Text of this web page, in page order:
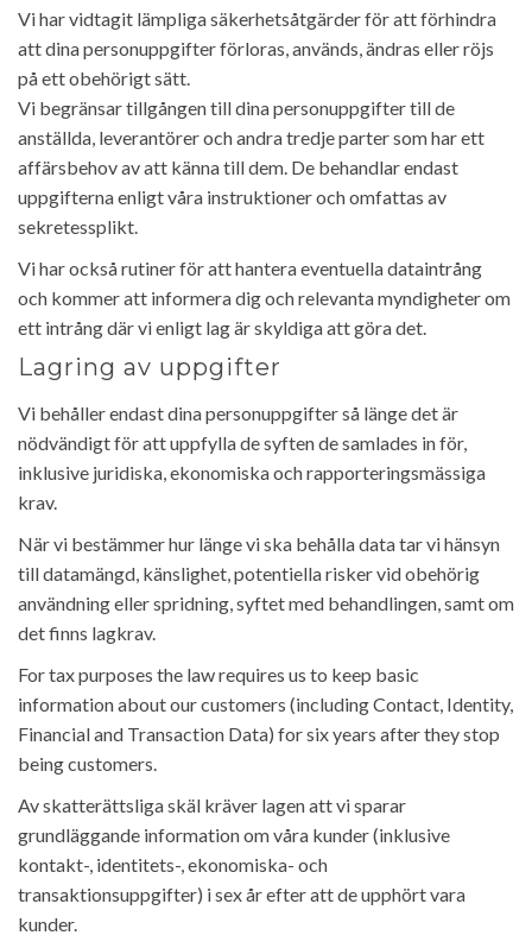
Vi har vidtagit lämpliga säkerhetsåtgärder för att förhindra
att dina personuppgifter förloras, används, ändras eller röjs
på ett obehörigt sätt.
Vi begränsar tillgången till dina personuppgifter till de
anställda, leverantörer och andra tredje parter som har ett
affärsbehov av att känna till dem. De behandlar endast
uppgifterna enligt våra instruktioner och omfattas av
sekretessplikt.
Vi har också rutiner för att hantera eventuella dataintrång
och kommer att informera dig och relevanta myndigheter om
ett intrång där vi enligt lag är skyldiga att göra det.
Lagring av uppgifter
Vi behåller endast dina personuppgifter så länge det är
nödvändigt för att uppfylla de syften de samlades in för,
inklusive juridiska, ekonomiska och rapporteringsmässiga
krav.
När vi bestämmer hur länge vi ska behålla data tar vi hänsyn
till datamängd, känslighet, potentiella risker vid obehörig
användning eller spridning, syftet med behandlingen, samt om
det finns lagkrav.
For tax purposes the law requires us to keep basic
information about our customers (including Contact, Identity,
Financial and Transaction Data) for six years after they stop
being customers.
Av skatterättsliga skäl kräver lagen att vi sparar
grundläggande information om våra kunder (inklusive
kontakt-, identitets-, ekonomiska- och
transaktionsuppgifter) i sex år efter att de upphört vara
kunder.